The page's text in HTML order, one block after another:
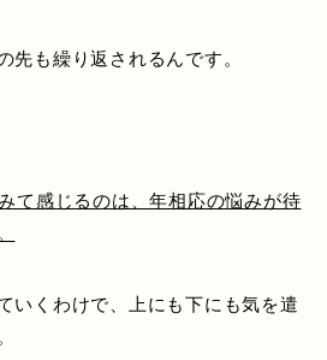
先も繰り返されるんです。
て感じるのは、年相応の悩みが待
いくわけで、上にも下にも気を遣